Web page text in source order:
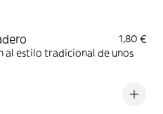
1,80 €
al estilo tradicional de unos